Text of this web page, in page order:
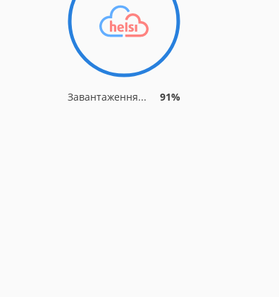
Завантаження... 91%